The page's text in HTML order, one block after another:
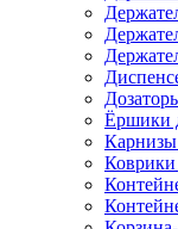
Ёршики
Карнизы
Коврики